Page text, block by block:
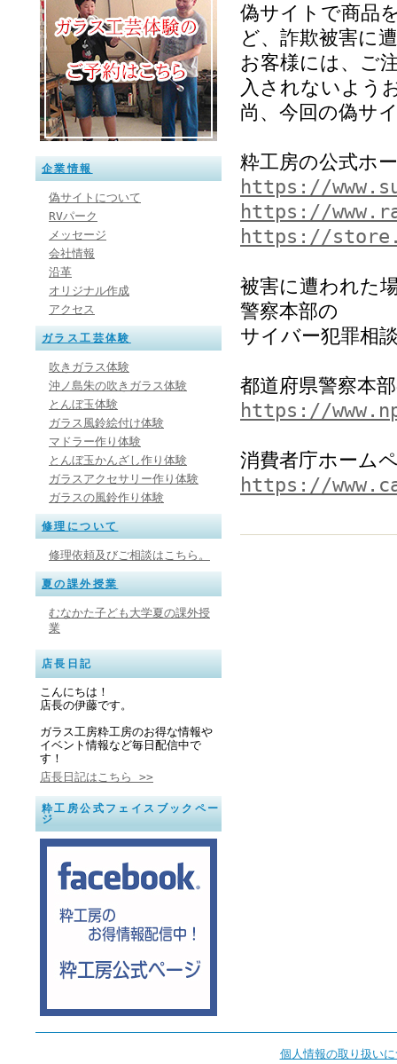
企業情報
偽サイトについて
RVパーク
メッセージ
会社情報
沿革
オリジナル作成
アクセス
ガラス工芸体験
吹きガラス体験
沖ノ島朱の吹きガラス体験
とんぼ玉体験
ガラス風鈴絵付け体験
マドラー作り体験
とんぼ玉かんざし作り体験
ガラスアクセサリー作り体験
ガラスの風鈴作り体験
修理について
修理依頼及びご相談はこちら。
夏の課外授業
むなかた子ども大学夏の課外授
業
店長日記
こんにちは！
店長の伊藤です。
ガラス工房粋工房のお得な情報や
イベント情報など毎日配信中で
す！
店長日記はこちら >>
粋工房公式フェイスブックペー
ジ
偽サイトで商品
ど、詐欺被害に
お客様には、ご
入されないよう
尚、今回の偽サ
粋工房の公式ホ
https://
https://
https://
被害に遭われた
警察本部の
サイバー犯罪相
都道府県警察本
https://
消費者庁ホーム
https://
個人情報の取り扱い